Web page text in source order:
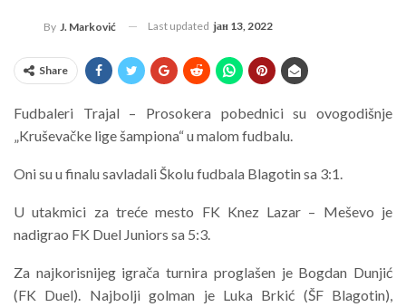
By J. Marković Last updated јан 13, 2022
Share
Fudbaleri Trajal – Prosokera pobednici su ovogodišnje
„Kruševačke lige šampiona“ u malom fudbalu.
Oni su u finalu savladali Školu fudbala Blagotin sa 3:1.
U utakmici za treće mesto FK Knez Lazar – Meševo je
nadigrao FK Duel Juniors sa 5:3.
Za najkorisnijeg igrača turnira proglašen je Bogdan Dunjić
(FK Duel). Najbolji golman je Luka Brkić (ŠF Blagotin),